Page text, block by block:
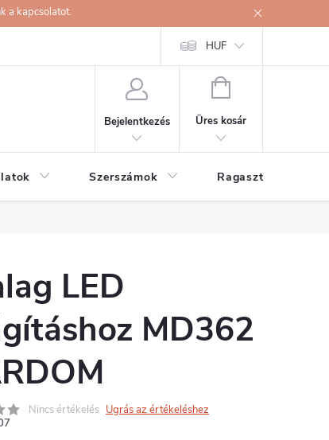
a kapcsolatot.
HUF
Bejelentkezés
KOSÁR
Üres kosár
Szerszámok Ragasztók
LED
MD362
Nincs értékelés Ugrás az értékeléshez